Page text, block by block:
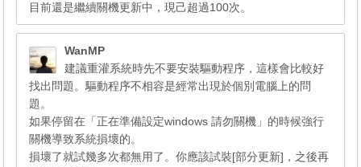
目前還是繼續關機更新中，現己超過100次。
WanMP
建議重灌系統時先不要安裝驅動程序，這樣會比較好
找出問題。驅動程序不相容是經常出現於個別電腦上的問
題。
如果停留在「正在準備設定windows 請勿關機」的時候強行
關機導致系統損壞的。
損壞了就試幾多次都無用了。你應該試裝[部分更新]，之後再